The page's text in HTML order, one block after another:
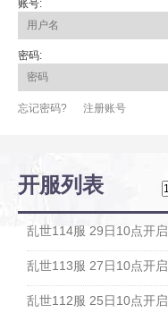
账号:
密码:
忘记密码? 注册账号
开服列表
乱世114服 29日10点开启
乱世113服 27日10点开启
乱世112服 25日10点开启